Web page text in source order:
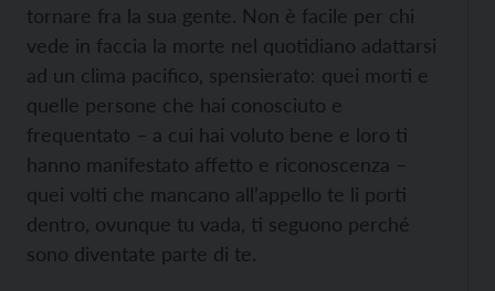
tornare fra la sua gente. Non è facile per chi
vede in faccia la morte nel quotidiano adattarsi
ad un clima pacifico, spensierato: quei morti e
quelle persone che hai conosciuto e
frequentato – a cui hai voluto bene e loro ti
hanno manifestato affetto e riconoscenza –
quei volti che mancano all’appello te li porti
dentro, ovunque tu vada, ti seguono perché
sono diventate parte di te.